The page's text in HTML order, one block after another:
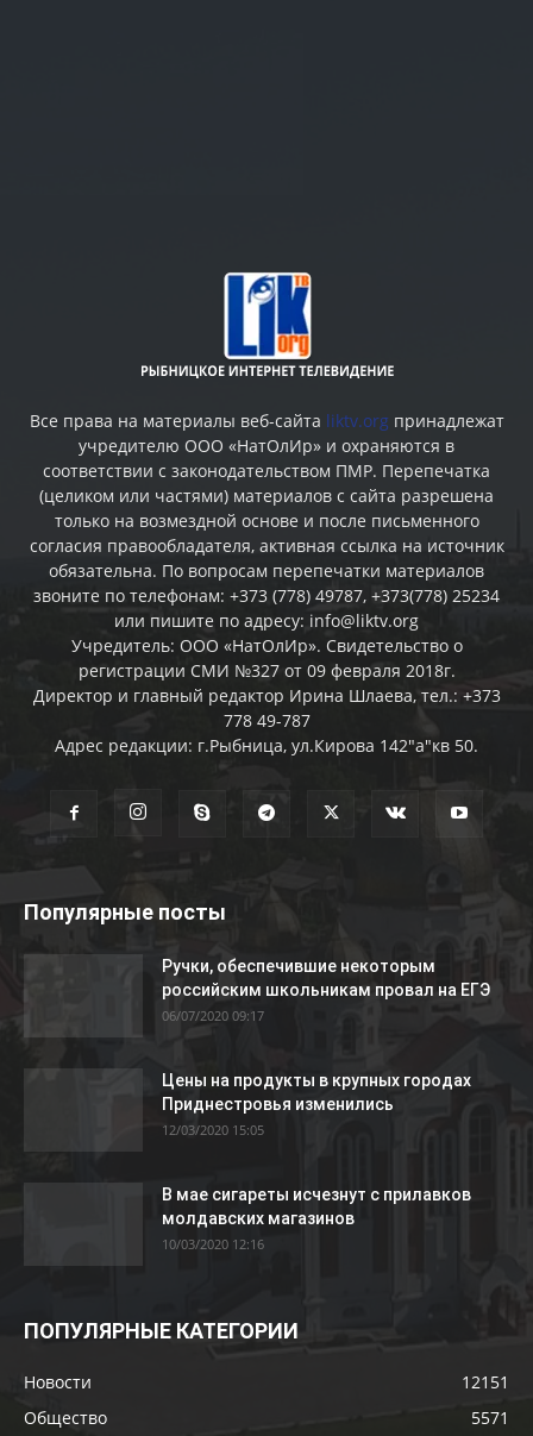
Все права на материалы веб-сайта liktv.org принадлежат
учредителю ООО «НатОлИр» и охраняются в
соответствии с законодательством ПМР. Перепечатка
(целиком или частями) материалов c сайта разрешена
только на возмездной основе и после письменного
согласия правообладателя, активная ссылка на источник
обязательна. По вопросам перепечатки материалов
звоните по телефонам: +373 (778) 49787, +373(778) 25234
или пишите по адресу: info@liktv.org
Учредитель: ООО «НатОлИр». Свидетельство о
регистрации СМИ №327 от 09 февраля 2018г.
Директор и главный редактор Ирина Шлаева, тел.: +373
778 49-787
Адрес редакции: г.Рыбница, ул.Кирова 142"а"кв 50.
Популярные посты
Ручки, обеспечившие некоторым
российским школьникам провал на ЕГЭ
06/07/2020 09:17
Цены на продукты в крупных городах
Приднестровья изменились
12/03/2020 15:05
В мае сигареты исчезнут с прилавков
молдавских магазинов
10/03/2020 12:16
ПОПУЛЯРНЫЕ КАТЕГОРИИ
Новости
12151
Общество
5571